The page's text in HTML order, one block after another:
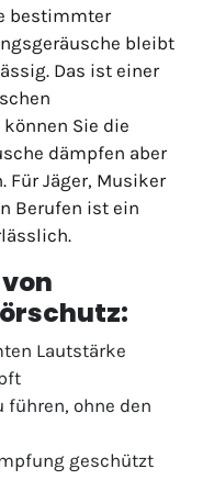
bestimmter
bleibt
Das ist einer
Sie die
dämpfen aber
Für Jäger, Musiker
Berufen ist ein
Lautstärke
führen, ohne den
geschützt